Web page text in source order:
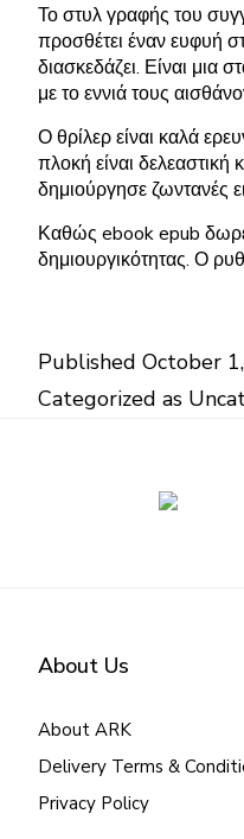
Το στυλ γραφής του
προσθέτει έναν ευφυή
διασκεδάζει. Είναι μια
με το εννιά τους
Ο θρίλερ είναι καλά
πλοκή είναι
δημιούργησε ζωντανές
Καθώς ebook epub
δημιουργικότητας. Ο
Published October
Categorized as
About Us
About ARK
Delivery Terms &
Privacy Policy